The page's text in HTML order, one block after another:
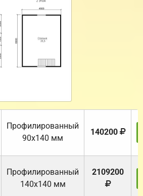
Профилированный
90х140 мм
140200
Профилированный
140х140 мм
2109200